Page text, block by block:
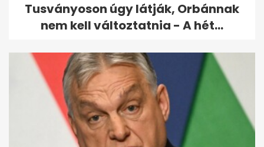
Tusványoson úgy látják, Orbánnak
nem kell változtatnia - A hét...